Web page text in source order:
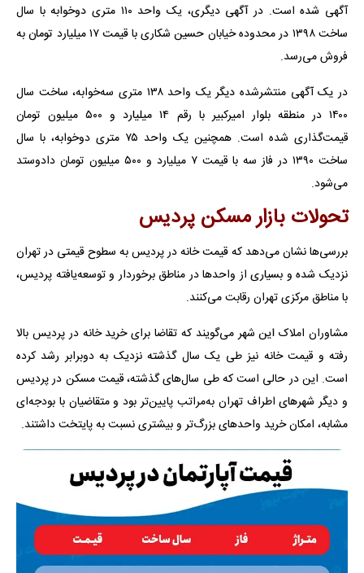
آگهی شده است. در آگهی دیگری، یک واحد ۱۱۰ متری دوخوابه با سال
ساخت ۱۳۹۸ در محدوده خیابان حسین شکاری با قیمت ۱۷ میلیارد تومان به
فروش می‌رسد.
در یک آگهی منتشرشده دیگر یک واحد ۱۳۸ متری سه‌‎خوابه، ساخت سال
۱۴۰۰ در منطقه بلوار امیرکبیر با رقم ۱۴ میلیارد و ۵۰۰ میلیون تومان
قیمت‌گذاری شده است. همچنین یک واحد ۷۵ متری دوخوابه، با سال
ساخت ۱۳۹۰ در فاز سه با قیمت ۷ میلیارد و ۵۰۰ میلیون تومان دادوستد
می‌شود.
تحولات بازار مسکن پردیس
بررسی‌ها نشان می‌دهد که قیمت خانه در پردیس به سطوح قیمتی در تهران
نزدیک شده و بسیاری از واحدها در مناطق برخوردار و توسعه‌یافته پردیس،
با مناطق مرکزی تهران رقابت می‌کنند.
مشاوران املاک این شهر می‌گویند که تقاضا برای خرید خانه در پردیس بالا
رفته و قیمت خانه نیز طی یک سال گذشته نزدیک به دوبرابر رشد کرده
است. این در حالی است که طی سال‌های گذشته، قیمت مسکن در پردیس
و دیگر شهرهای اطراف تهران به‌مراتب پایین‌تر بود و متقاضیان با بودجه‌ای
مشابه، امکان خرید واحدهای بزرگ‌تر و بیشتری نسبت به پایتخت داشتند.